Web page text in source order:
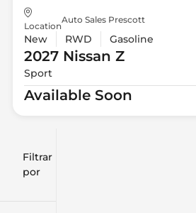
Filtrar
por
Location
Auto Sales Prescott
New RWD Gasoline
2027 Nissan Z
Sport
Available Soon